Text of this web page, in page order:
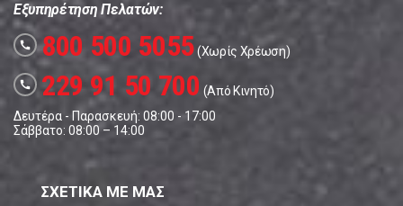
Εξυπηρέτηση Πελατών:
call 800 500 5055(Χωρίς Χρέωση)
call 229 91 50 700 (Από Κινητό)
Δευτέρα - Παρασκευή: 08:00 - 17:00
Σάββατο: 08:00 – 14:00
ΣΧΕΤΙΚΑ ΜΕ ΜΑΣ